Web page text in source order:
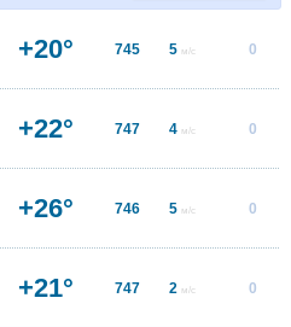
+20° 745 5 м/с 0
+22° 747 4 м/с 0
+26° 746 5 м/с 0
+21° 747 2 м/с 0